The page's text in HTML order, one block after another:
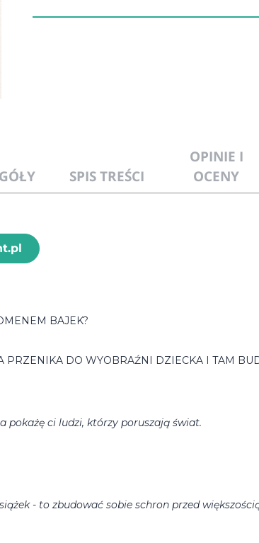
SPIS TREŚCI
OPINIE I
OCENY
BAJEK?
PRZENIKA DO WYOBRAŹNI DZIECKA I TAM
pokażę ci ludzi, którzy poruszają świat.
- to zbudować sobie schron przed